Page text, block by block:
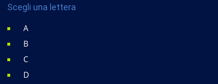
Scegli una lettera
A
B
C
D